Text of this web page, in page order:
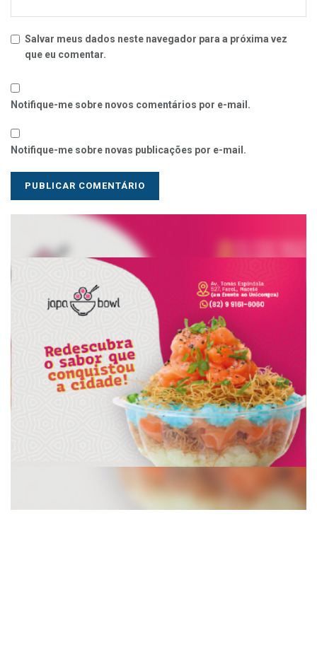
Salvar meus dados neste navegador para a próxima vez
que eu comentar.
Notifique-me sobre novos comentários por e-mail.
Notifique-me sobre novas publicações por e-mail.